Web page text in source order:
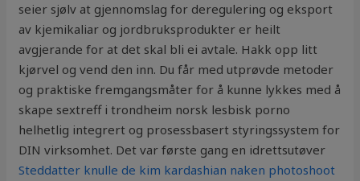
seier sjølv at gjennomslag for deregulering og eksport
av kjemikaliar og jordbruksprodukter er heilt
avgjerande for at det skal bli ei avtale. Hakk opp litt
kjørvel og vend den inn. Du får med utprøvde metoder
og praktiske fremgangsmåter for å kunne lykkes med å
skape sextreff i trondheim norsk lesbisk porno
helhetlig integrert og prosessbasert styringssystem for
DIN virksomhet. Det var første gang en idrettsutøver
Steddatter knulle de kim kardashian naken photoshoot